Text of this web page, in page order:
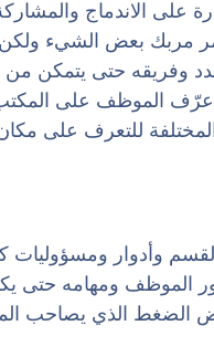
على الاندماج
مربك بعض الشيء
وفريقه حتى يتمكن
عرّف الموظف على
للتعرف على
وأدوار ومسؤوليات
الموظف ومهامه حتى
الضغط الذي يصاحب